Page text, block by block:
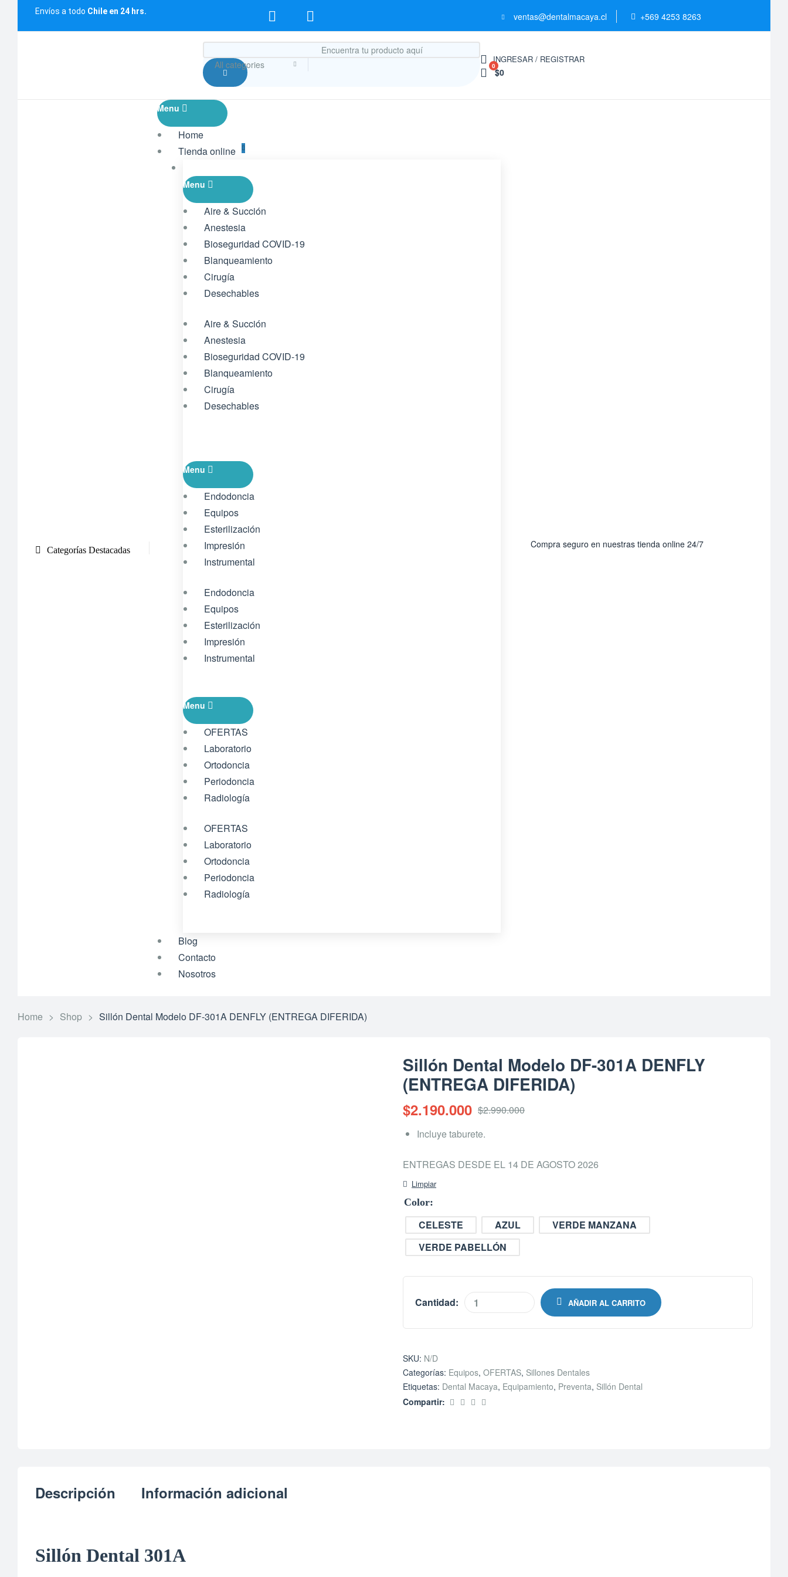
Envíos a todo Chile en 24 hrs. ventas@dentalmacaya.cl +569 4253 8263
All categories INGRESAR / REGISTRAR
0
$0
Categorías Destacadas
Menu
Home
Tienda online
Menu
Aire & Succión
Anestesia
Bioseguridad COVID-19
Blanqueamiento
Cirugía
Desechables
Aire & Succión
Anestesia
Bioseguridad COVID-19
Blanqueamiento
Cirugía
Desechables
Menu
Endodoncia
Equipos
Esterilización
Impresión
Instrumental
Endodoncia
Equipos
Esterilización
Impresión
Instrumental
Menu
OFERTAS
Laboratorio
Ortodoncia
Periodoncia
Radiología
OFERTAS
Laboratorio
Ortodoncia
Periodoncia
Radiología
Blog
Contacto
Nosotros
Compra seguro en nuestras tienda online 24/7
Home > Shop > Sillón Dental Modelo DF-301A DENFLY (ENTREGA DIFERIDA)
Sillón Dental Modelo DF-301A DENFLY
(ENTREGA DIFERIDA)
$2.990.000
$2.190.000
Incluye taburete.
ENTREGAS DESDE EL 14 DE AGOSTO 2026
Color
CELESTE AZUL
VERDE MANZANA
VERDE PABELLÓN
Limpiar
Cantidad: AÑADIR AL CARRITO
SKU: N/D
Categorías: Equipos, OFERTAS, Sillones Dentales
Etiquetas: Dental Macaya, Equipamiento, Preventa, Sillón Dental
Compartir:
Descripción Información adicional
Sillón Dental 301A